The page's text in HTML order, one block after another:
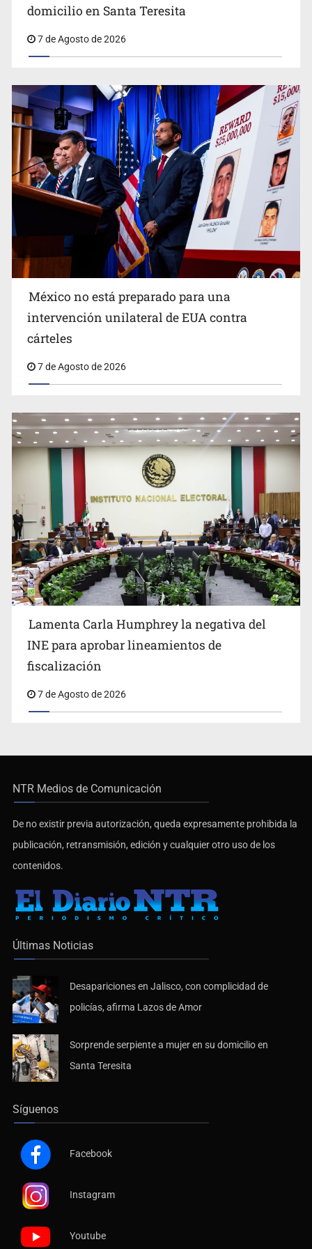
Procesan a el “R1”, presunto líder criminal en Jalisco y
Michoacán
Desapariciones en Jalisco, con complicidad de policías,
domicilio en Santa Teresita
7 de Agosto de 2026
México no está preparado para una
intervención unilateral de EUA contra
cárteles
7 de Agosto de 2026
Lamenta Carla Humphrey la negativa del
INE para aprobar lineamientos de
fiscalización
7 de Agosto de 2026
NTR Medios de Comunicación
De no existir previa autorización, queda expresamente prohibida la
publicación, retransmisión, edición y cualquier otro uso de los
contenidos.
Últimas Noticias
Desapariciones en Jalisco, con complicidad de
policías, afirma Lazos de Amor
Sorprende serpiente a mujer en su domicilio en
Santa Teresita
Síguenos
Facebook
Instagram
Youtube